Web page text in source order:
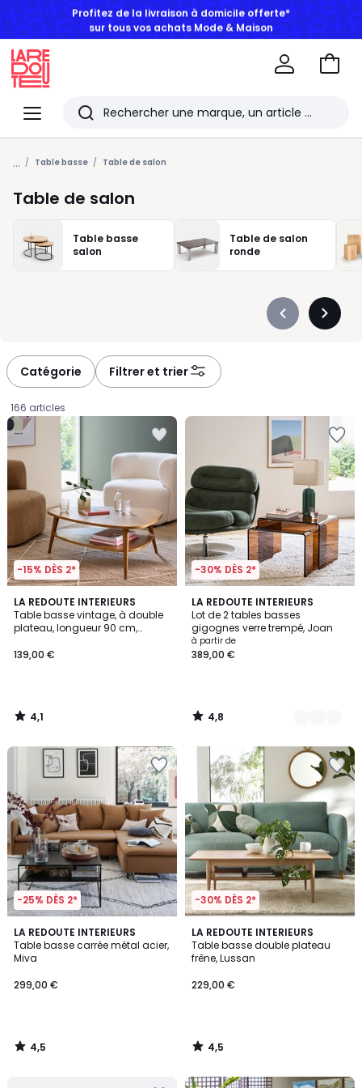
BONS PLANS | Jusqu'à -50% dès 2 articles*
Menu
Redoute
Rechercher
Les
derniers
articles
consultés
Aller
... Table basse Table de salon
Table de salon
Table basse
salon
Table de salon
ronde
Précédent
Catégorie Filtrer et trier
166 articles
-15% DÈS 2*
LA REDOUTE INTERIEURS
Table basse vintage, à double
plateau, longueur 90 cm,
€.
139,00 €
4,1
/ 5
4,1
/
-30% DÈS 2*
LA REDOUTE INTERIEURS
Lot de 2 tables basses
gigognes verre trempé, Joan
à partir de
389,00 €
4,8
/ 5
2
Couleurs
4,8
/
-25% DÈS 2*
LA REDOUTE INTERIEURS
Table basse carrée métal acier,
Miva
299,00 €
4,5
/ 5
4,5
/
-30% DÈS 2*
LA REDOUTE INTERIEURS
Table basse double plateau
frêne, Lussan
229,00 €
4,5
/ 5
4,5
/